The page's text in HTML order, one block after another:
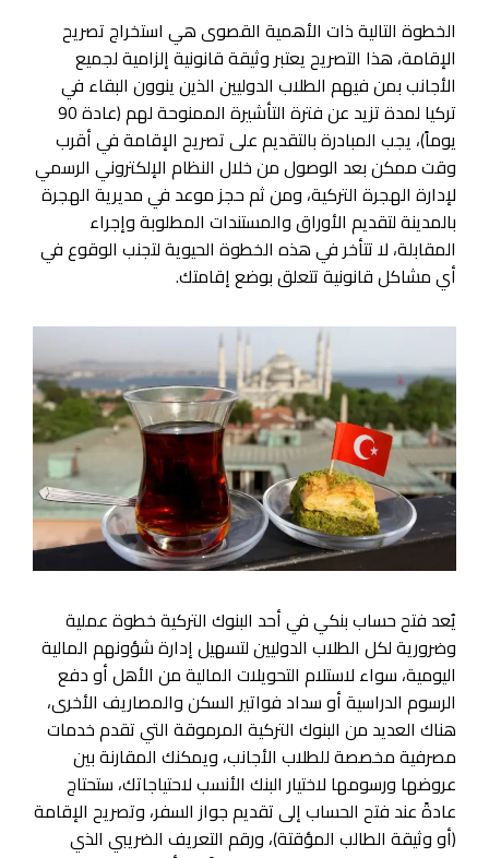
الخطوة التالية ذات الأهمية القصوى هي استخراج تصريح
الإقامة، هذا التصريح يعتبر وثيقة قانونية إلزامية لجميع
الأجانب بمن فيهم الطلاب الدوليين الذين ينوون البقاء في
تركيا لمدة تزيد عن فترة التأشيرة الممنوحة لهم (عادة 90
يوماً)، يجب المبادرة بالتقديم على تصريح الإقامة في أقرب
وقت ممكن بعد الوصول من خلال النظام الإلكتروني الرسمي
لإدارة الهجرة التركية، ومن ثم حجز موعد في مديرية الهجرة
بالمدينة لتقديم الأوراق والمستندات المطلوبة وإجراء
المقابلة، لا تتأخر في هذه الخطوة الحيوية لتجنب الوقوع في
أي مشاكل قانونية تتعلق بوضع إقامتك.
يُعد فتح حساب بنكي في أحد البنوك التركية خطوة عملية
وضرورية لكل الطلاب الدوليين لتسهيل إدارة شؤونهم المالية
اليومية، سواء لاستلام التحويلات المالية من الأهل أو دفع
الرسوم الدراسية أو سداد فواتير السكن والمصاريف الأخرى،
هناك العديد من البنوك التركية المرموقة التي تقدم خدمات
مصرفية مخصصة للطلاب الأجانب، ويمكنك المقارنة بين
عروضها ورسومها لاختيار البنك الأنسب لاحتياجاتك، ستحتاج
عادةً عند فتح الحساب إلى تقديم جواز السفر، وتصريح الإقامة
(أو وثيقة الطالب المؤقتة)، ورقم التعريف الضريبي الذي